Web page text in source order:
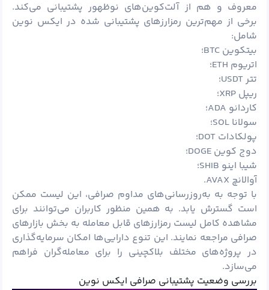
معروف و هم از آلت‌کوین‌های نوظهور پشتیبانی می‌کند.
برخی از مهم‌ترین رمزارزهای پشتیبانی شده در ایکس نوین
شامل:
بیتکوین BTC؛
اتریوم ETH؛
تتر USDT؛
ریپل XRP؛
کاردانو ADA؛
سولانا SOL؛
پولکادات DOT؛
دوج کوین DOGE؛
شیبا اینو SHIB؛
آوالانچ AVAX.
با توجه به به‌روزرسانی‌های مداوم صرافی، این لیست ممکن
است گسترش یابد. به همین منظور کاربران می‌توانند برای
مشاهده کامل لیست رمزارزهای قابل معامله به بخش بازارهای
صرافی مراجعه نمایند. این تنوع دارایی‌ها امکان سرمایه‌گذاری
در پروژه‌های مختلف بلاکچینی را برای معامله‌گران فراهم
می‌سازد.
بررسی وضعیت پشتیبانی صرافی ایکس نوین